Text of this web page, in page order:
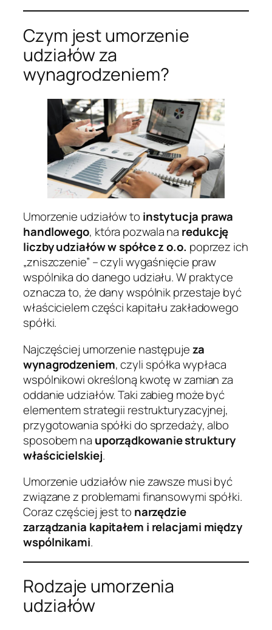
Czym jest umorzenie
udziałów za
wynagrodzeniem?
Umorzenie udziałów to instytucja prawa
handlowego, która pozwala na redukcję
liczby udziałów w spółce z o.o. poprzez ich
„zniszczenie” – czyli wygaśnięcie praw
wspólnika do danego udziału. W praktyce
oznacza to, że dany wspólnik przestaje być
właścicielem części kapitału zakładowego
spółki.
Najczęściej umorzenie następujeza
wynagrodzeniem, czyli spółka wypłaca
wspólnikowi określoną kwotę w zamian za
oddanie udziałów. Taki zabieg może być
elementem strategii restrukturyzacyjnej,
przygotowania spółki do sprzedaży, albo
sposobem na uporządkowanie struktury
właścicielskiej.
Umorzenie udziałów nie zawsze musi być
związane z problemami finansowymi spółki.
Coraz częściej jest to narzędzie
zarządzania kapitałem i relacjami między
wspólnikami.
Rodzaje umorzenia
udziałów